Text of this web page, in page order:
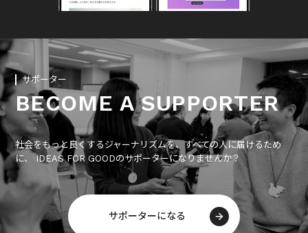
サポーター
BECOME A SUPPORTER
社会をもっと良くするジャーナリズムを、すべての人に届けるため
に、 IDEAS FOR GOODのサポーターになりませんか？
サポーターになる